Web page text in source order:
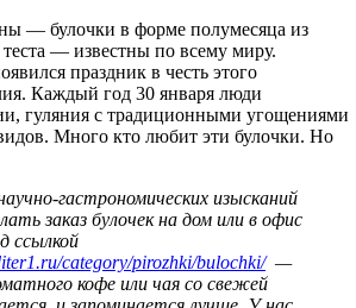
— булочки в форме полумесяца из
— известны по всему миру.
праздник в честь этого
Каждый год 30 января люди
гуляния с традиционными угощениями
Много кто любит эти булочки. Но
гастрономических изысканий
заказ булочек на дом или в офис
ссылкой
category/pirozhki/bulochki/—
кофе или чая со свежей